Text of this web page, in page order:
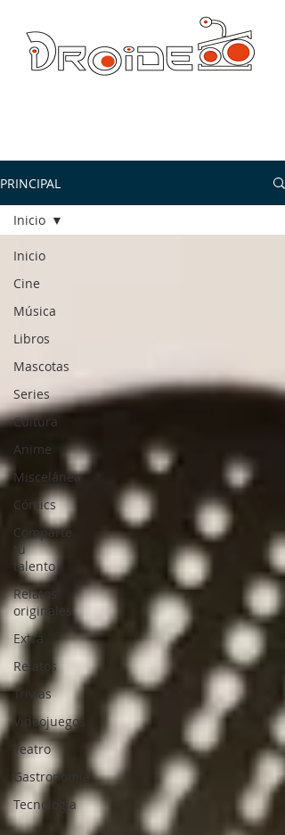
PRINCIPAL
Inicio
Cine
Música
Libros
Mascotas
Series
Cultura
Anime
Miscelánea
Cómics
Comparte
tu
talento
Relatos
originales
Extra
Relatos
Trivias
Videojuegos
Teatro
Gastronomía
Tecnología
Inicio